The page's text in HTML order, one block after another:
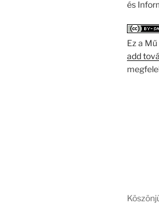
és
Ez a Mű
add